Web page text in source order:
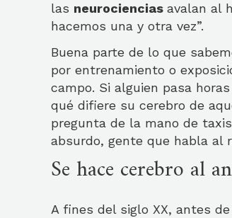
las neurociencias avalan al
hacemos una y otra vez”.
Buena parte de lo que
por entrenamiento o
campo. Si alguien pasa
qué difiere su cerebro de
pregunta de la mano de
absurdo, gente que habla al
Se hace cerebro al
A fines del siglo XX, antes